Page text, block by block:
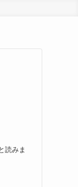
読みま